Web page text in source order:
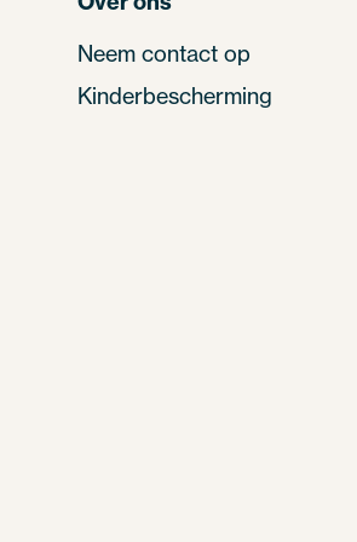
Neem contact op
Kinderbescherming